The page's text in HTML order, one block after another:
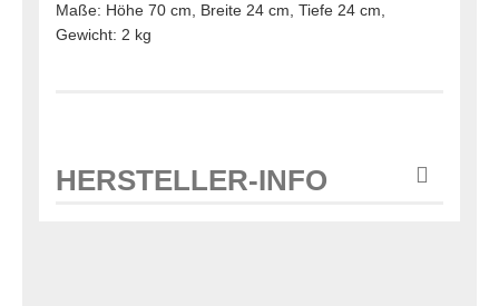
Maße: Höhe 70 cm, Breite 24 cm, Tiefe 24 cm,
Gewicht: 2 kg
HERSTELLER-INFO